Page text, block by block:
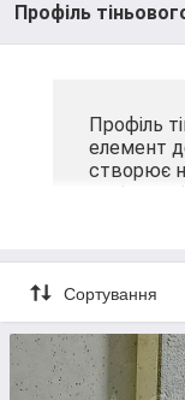
Профіль
Профіль
елемент
створює
що
стіни до
Сортування